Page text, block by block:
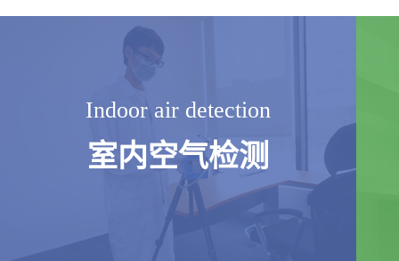
Indoor air detection
室内空气检测